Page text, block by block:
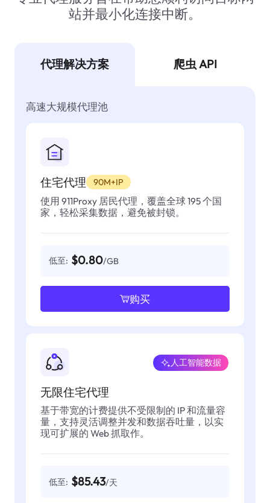
站并最小化连接中断。
代理解决方案 爬虫 API
高速大规模代理池
住宅代理 90M+IP
使用 911Proxy 居民代理，覆盖全球 195 个国
家，轻松采集数据，避免被封锁。
低至: $0.80/GB
购买
无限住宅代理
人工智能数据
基于带宽的计费提供不受限制的 IP 和流量容
量，支持灵活调整并发和数据吞吐量，以实
现可扩展的 Web 抓取作。
低至: $85.43/天